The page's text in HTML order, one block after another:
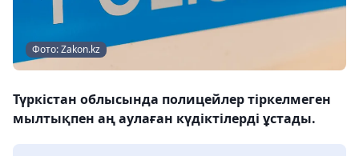
Фото: Zakon.kz
Түркістан облысында полицейлер тіркелмеген
мылтықпен аң аулаған күдіктілерді ұстады.